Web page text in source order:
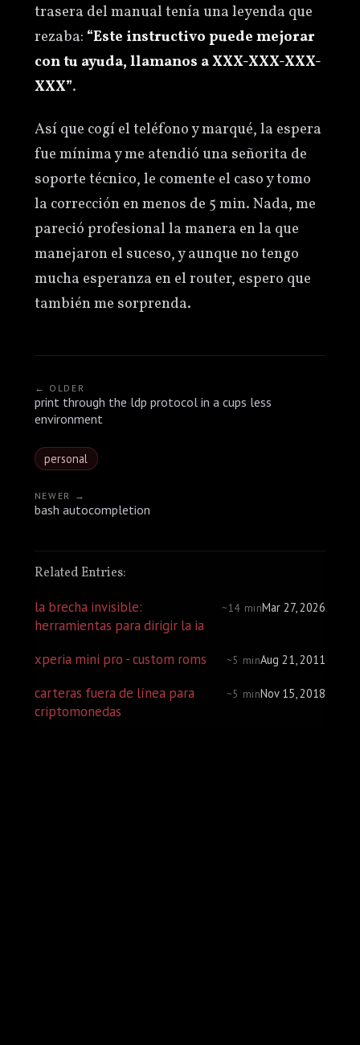
trasera del manual tenía una leyenda que
rezaba: “Este instructivo puede mejorar
con tu ayuda, llamanos a XXX-XXX-XXX-
XXX”.
Así que cogí el teléfono y marqué, la espera
fue mínima y me atendió una señorita de
soporte técnico, le comente el caso y tomo
la corrección en menos de 5 min. Nada, me
pareció profesional la manera en la que
manejaron el suceso, y aunque no tengo
mucha esperanza en el router, espero que
también me sorprenda.
← OLDER
print through the ldp protocol in a cups less
environment
personal
NEWER →
bash autocompletion
Related Entries:
la brecha invisible:
herramientas para dirigir la ia
~14 minMar 27, 2026
xperia mini pro - custom roms ~5 minAug 21, 2011
carteras fuera de línea para
criptomonedas
~5 minNov 15, 2018